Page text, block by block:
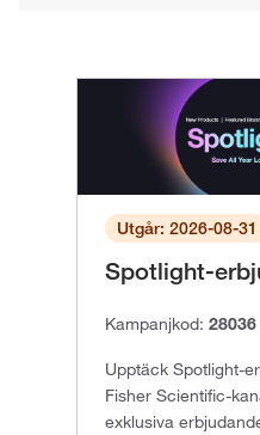
Utgår: 2026-08-31
Spotlight-
Kampanjkod: 28036
Upptäck Spotlight-
Fisher Scientific-
exklusiva